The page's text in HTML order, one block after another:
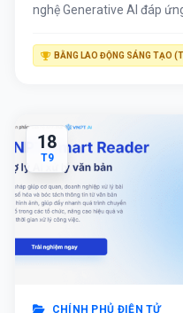
nghệ Generative AI đáp
nghiệm người dùng Ưu
lý ảo VNPT Tổ chức tài liệu
BẰNG LAO ĐỘNG SÁNG TẠO
18
T9
CHÍNH PHỦ ĐIỆN TỬ